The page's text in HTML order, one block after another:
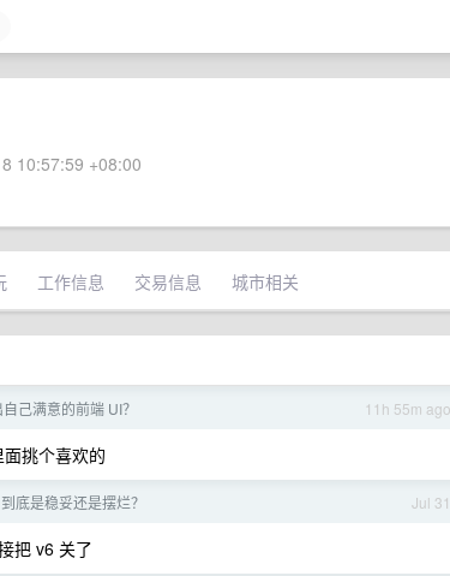
10:57:59 +08:00
工作信息 交易信息 城市相关
11h 55m ago
己满意的前端 UI？
挑个喜欢的
Jul 31
底是稳妥还是摆烂？
把 v6 关了